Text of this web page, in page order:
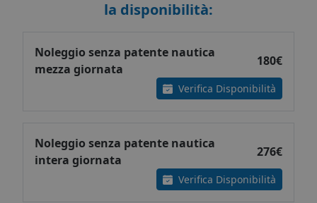
la disponibilità:
Noleggio senza patente nautica
mezza giornata
180€
Verifica Disponibilità
Noleggio senza patente nautica
intera giornata
276€
Verifica Disponibilità